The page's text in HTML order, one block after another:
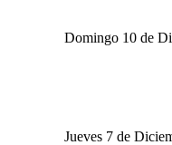
Domingo 10 de
Jueves 7 de